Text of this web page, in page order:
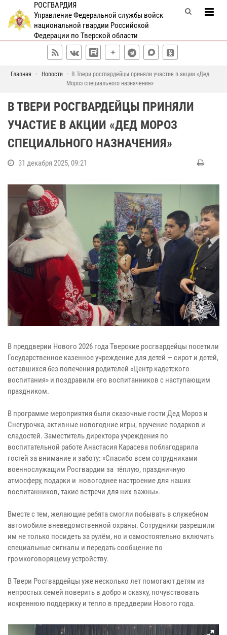
РОСГВАРДИЯ
Управление Федеральной службы войск
национальной гвардии Российской
Федерации по Тверской области
Главная Новости
В Твери росгвардейцы приняли участие в акции «Дед
Мороз специального назначения»
В ТВЕРИ РОСГВАРДЕЙЦЫ ПРИНЯЛИ
УЧАСТИЕ В АКЦИИ «ДЕД МОРОЗ
СПЕЦИАЛЬНОГО НАЗНАЧЕНИЯ»
31 декабря 2025, 09:21
В преддверии Нового 2026 года Тверские росгвардейцы посетили
Государственное казенное учреждение для детей — сирот и детей,
оставшихся без попечения родителей «Центр кадетского
воспитания» и поздравили его воспитанников с наступающим
праздником.
В программе мероприятия были сказочные гости Дед Мороз и
Снегурочка, активные новогодние игры, вручение подарков и
сладостей. Заместитель директора учреждения по
воспитательной работе Анастасия Карасева поблагодарила
гостей за внимание и заботу: «Спасибо всем сотрудниками
военнослужащим Росгвардии за тёплую, праздничную
атмосферу, подарки и новогоднее настроение для наших
воспитанников, такие встречи для них важны».
Вместе с тем, желающие ребята смогли побывать в служебном
автомобиле вневедомственной охраны. Сотрудники разрешили
им не только посидеть за рулём, но и самостоятельно включить
специальные сигналы и передать сообщение по
громкоговорящему устройству.
В Твери Росгвардейцы уже несколько лет помогают детям из
непростых семей поверить в добро и сказку, почувствовать
искреннюю поддержку и тепло в преддверии Нового года.